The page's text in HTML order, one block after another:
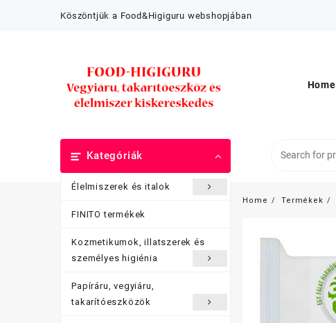
Köszöntjük a Food&Higiguru webshopjában
Home
Kategóriák
Élelmiszerek és italok
FINITO termékek
Kozmetikumok, illatszerek és
személyes higiénia
Papíráru, vegyiáru,
takarítóeszközök
Home Termékek